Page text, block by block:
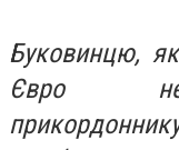
Буковинцю,
Євро